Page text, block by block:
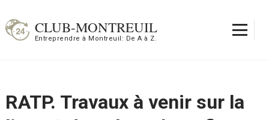
au
contenu
CLUB-MONTREUIL
Entreprendre à Montreuil: De A à Z.
RATP. Travaux à venir sur la